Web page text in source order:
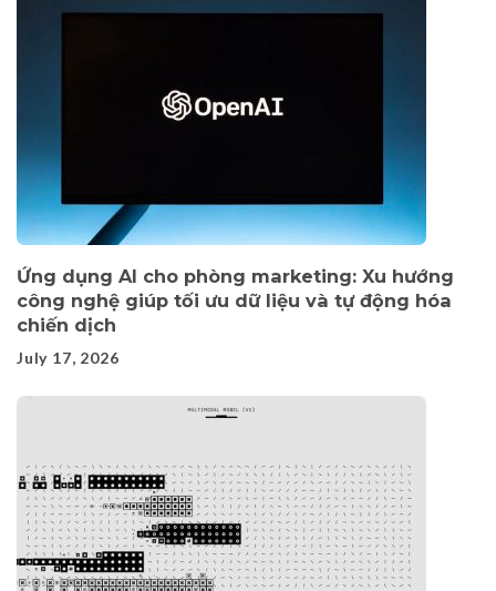
Ứng dụng AI cho phòng marketing: Xu hướng
công nghệ giúp tối ưu dữ liệu và tự động hóa
chiến dịch
July 17, 2026